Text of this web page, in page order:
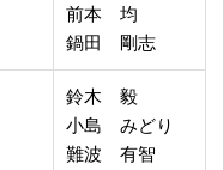
前本 均
鍋田 剛志
鈴木 毅
小島 みどり
難波 有智